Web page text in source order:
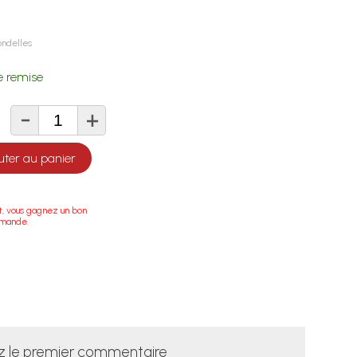
remise
- +
au panier
gagnez un bon
le premier commentaire